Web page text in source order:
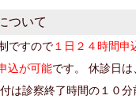
ついて
ですので１ 日２４時間申
込が可能です。 休診日
は診察終了時間の１０分